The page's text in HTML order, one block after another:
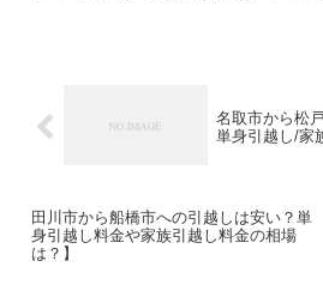
名取市から松
単身引越し/家
田川市から船橋市への引越しは安い？単
身引越し料金や家族引越し料金の相場
は？】